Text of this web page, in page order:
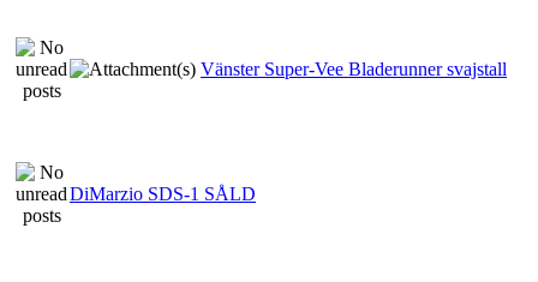
Vänster Super-Vee Bladerunner svajstall
DiMarzio SDS-1 SÅLD